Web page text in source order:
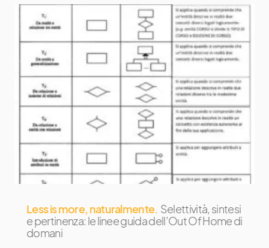
Less is more, naturalmente. Selettività, sintesi
e pertinenza: le linee guida dell’Out Of Home di
domani